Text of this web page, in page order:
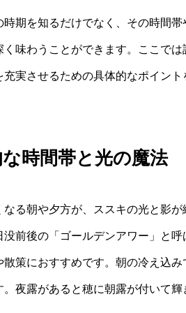
時期を知るだけでなく、その時間
く味わうことができます。ここで
充実させるための具体的なポイン
時間帯と光の魔法
なる朝や夕方が、ススキの光と影
没前後の「ゴールデンアワー」と
散策におすすめです。朝の冷え込
。夜露があると穂に朝露が付いて